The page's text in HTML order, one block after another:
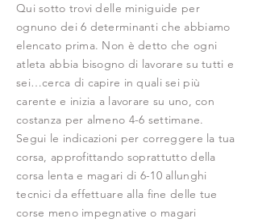
Qui sotto trovi delle miniguide per
ognuno dei 6 determinanti che abbiamo
elencato prima. Non è detto che ogni
atleta abbia bisogno di lavorare su tutti e
sei…cerca di capire in quali sei più
carente e inizia a lavorare su uno, con
costanza per almeno 4-6 settimane.
Segui le indicazioni per correggere la tua
corsa, approfittando soprattutto della
corsa lenta e magari di 6-10 allunghi
tecnici da effettuare alla fine delle tue
corse meno impegnative o magari